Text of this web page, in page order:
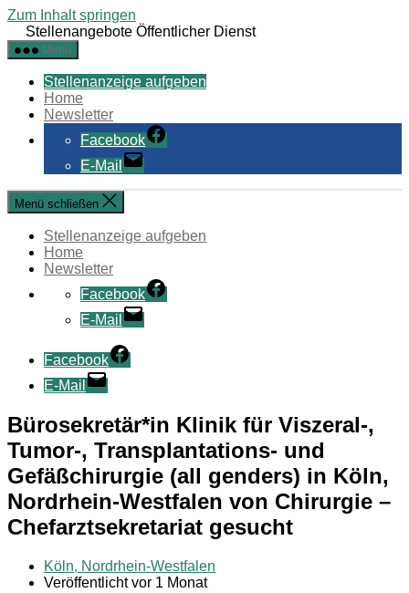
Zum Inhalt springen
Stellenangebote Öffentlicher Dienst
Menü
Stellenanzeige aufgeben
Home
Newsletter
Facebook
E-Mail
Menü schließen
Stellenanzeige aufgeben
Home
Newsletter
Facebook
E-Mail
Facebook
E-Mail
Bürosekretär*in Klinik für Viszeral-,
Tumor-, Transplantations- und
Gefäßchirurgie (all genders) in Köln,
Nordrhein-Westfalen von Chirurgie –
Chefarztsekretariat gesucht
Köln, Nordrhein-Westfalen
Veröffentlicht vor 1 Monat